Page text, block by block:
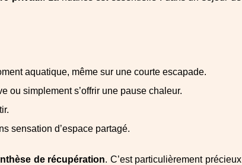
aquatique, même sur une courte escapade.
ou simplement s’offrir une pause chaleur.
sensation d’espace partagé.
de récupération. C’est particulièrement précieux